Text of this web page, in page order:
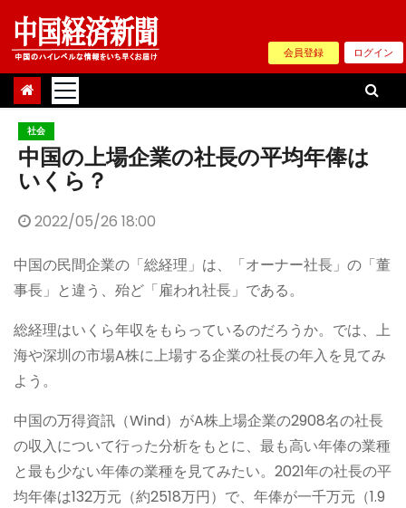
Skip
content
会員登録 ログイン
社会
中国の上場企業の社長の平均年俸は
いくら？
2022/05/26 18:00
中国の民間企業の「総経理」は、「オーナー社長」の「董
事長」と違う、殆ど「雇われ社長」である。
総経理はいくら年収をもらっているのだろうか。では、上
海や深圳の市場A株に上場する企業の社長の年入を見てみ
よう。
中国の万得資訊（Wind）がA株上場企業の2908名の社長
の収入について行った分析をもとに、最も高い年俸の業種
と最も少ない年俸の業種を見てみたい。2021年の社長の平
均年俸は132万元（約2518万円）で、年俸が一千万元（1.9